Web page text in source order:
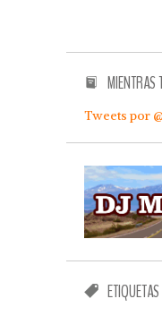
MIENTRAS
Tweets por
ETIQUETAS